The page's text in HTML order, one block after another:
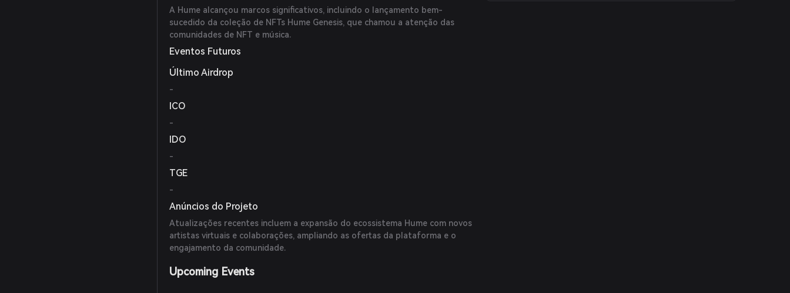
A Hume alcançou marcos significativos, incluindo o lançamento bem-
sucedido da coleção de NFTs Hume Genesis, que chamou a atenção das
comunidades de NFT e música.
Eventos Futuros
Último Airdrop
-
ICO
-
IDO
-
TGE
-
Anúncios do Projeto
Atualizações recentes incluem a expansão do ecossistema Hume com novos
artistas virtuais e colaborações, ampliando as ofertas da plataforma e o
engajamento da comunidade.
Upcoming Events